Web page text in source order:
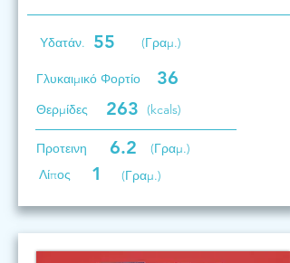
Υδατάν. 55 (Γραμ.)
Γλυκαιμικό Φορτίο 36
Θερμίδες 263 (kcals)
Προτεινη 6.2
(Γραμ.)
Λίπος
1 (Γραμ.)